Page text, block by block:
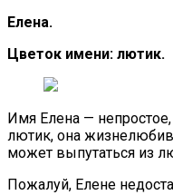
Елена.
Цветок имени: лютик.
Имя Елена —
лютик, она
может выпутаться из
Пожалуй, Елене